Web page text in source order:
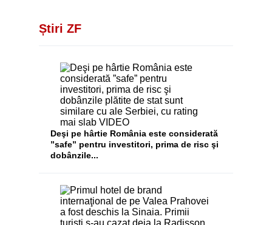
Știri ZF
Deşi pe hârtie România este considerată
”safe” pentru investitori, prima de risc şi
dobânzile...